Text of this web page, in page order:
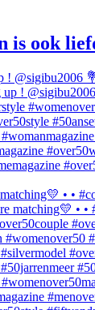
is ook
! @sigibu2006
• •